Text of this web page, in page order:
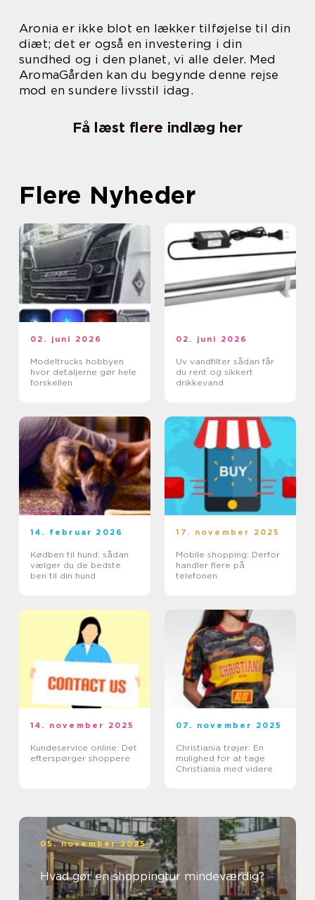
Aronia er ikke blot en lækker tilføjelse til din
diæt; det er også en investering i din
sundhed og i den planet, vi alle deler. Med
AromaGården kan du begynde denne rejse
mod en sundere livsstil idag.
Få læst flere indlæg her
Flere Nyheder
02. juni 2026
Modeltrucks hobbyen
hvor detaljerne gør hele
forskellen
02. juni 2026
Uv vandfilter sådan får
du rent og sikkert
drikkevand
14. februar 2026
Kødben til hund: sådan
vælger du de bedste
ben til din hund
17. november 2025
Mobile shopping: Derfor
handler flere på
telefonen
14. november 2025
Kundeservice online: Det
efterspørger shoppere
07. november 2025
Christiania trøjer: En
mulighed for at tage
Christiania med videre
05. november 2025
Hvad gør en shoppingtur mindeværdig?